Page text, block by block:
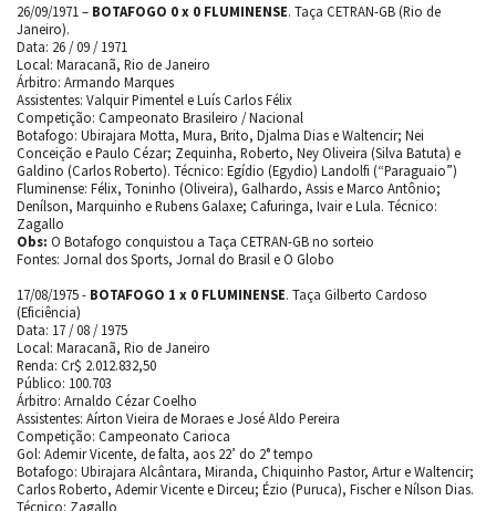
26/09/1971 – BOTAFOGO 0 x 0 FLUMINENSE. Taça CETRAN-GB (Rio de
Janeiro).
Data: 26 / 09 / 1971
Local: Maracanã, Rio de Janeiro
Árbitro: Armando Marques
Assistentes: Valquir Pimentel e Luís Carlos Félix
Competição: Campeonato Brasileiro / Nacional
Botafogo: Ubirajara Motta, Mura, Brito, Djalma Dias e Waltencir; Nei
Conceição e Paulo Cézar; Zequinha, Roberto, Ney Oliveira (Silva Batuta) e
Galdino (Carlos Roberto). Técnico: Egídio (Egydio) Landolfi (“Paraguaio”)
Fluminense: Félix, Toninho (Oliveira), Galhardo, Assis e Marco Antônio;
Denílson, Marquinho e Rubens Galaxe; Cafuringa, Ivair e Lula. Técnico:
Zagallo
Obs: O Botafogo conquistou a Taça CETRAN-GB no sorteio
Fontes: Jornal dos Sports, Jornal do Brasil e O Globo
17/08/1975 - BOTAFOGO 1 x 0 FLUMINENSE. Taça Gilberto Cardoso
(Eficiência)
Data: 17 / 08 / 1975
Local: Maracanã, Rio de Janeiro
Renda: Cr$ 2.012.832,50
Público: 100.703
Árbitro: Arnaldo Cézar Coelho
Assistentes: Aírton Vieira de Moraes e José Aldo Pereira
Competição: Campeonato Carioca
Gol: Ademir Vicente, de falta, aos 22’ do 2° tempo
Botafogo: Ubirajara Alcântara, Miranda, Chiquinho Pastor, Artur e Waltencir;
Carlos Roberto, Ademir Vicente e Dirceu; Ézio (Puruca), Fischer e Nílson Dias.
Técnico: Zagallo